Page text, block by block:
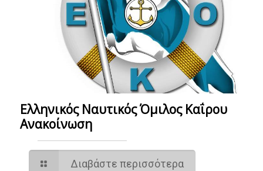
Ελληνικός Ναυτικός Όμιλος Καΐρου
Ανακοίνωση
Διαβάστε περισσότερα